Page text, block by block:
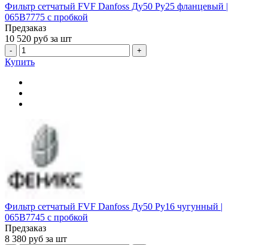
Фильтр сетчатый FVF Danfoss Ду50 Ру25 фланцевый |
065B7775 с пробкой
Предзаказ
10 520 руб за шт
- +
Купить
Фильтр сетчатый FVF Danfoss Ду50 Ру16 чугунный |
065B7745 с пробкой
Предзаказ
8 380 руб за шт